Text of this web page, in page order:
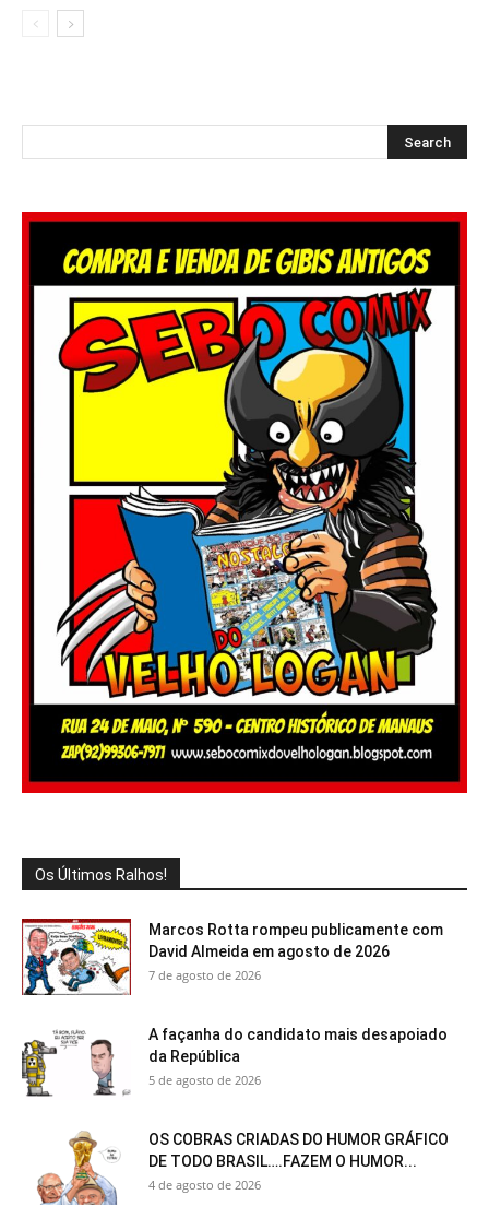
Os Últimos Ralhos!
Marcos Rotta rompeu publicamente com
David Almeida em agosto de 2026
7 de agosto de 2026
A façanha do candidato mais desapoiado
da República
5 de agosto de 2026
OS COBRAS CRIADAS DO HUMOR GRÁFICO
DE TODO BRASIL….FAZEM O HUMOR...
4 de agosto de 2026